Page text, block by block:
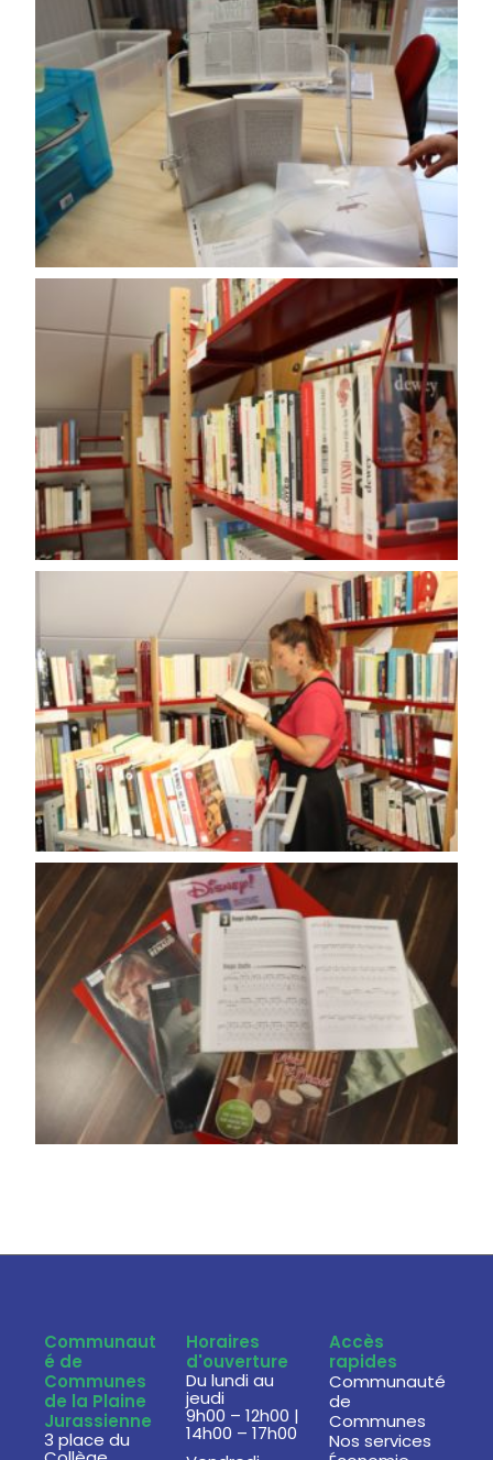
Communaut
é de
Communes
de la Plaine
Jurassienne
3 place du
Horaires
d'ouverture
Du lundi au
jeudi
9h00 – 12h00 |
14h00 – 17h00
Accès
rapides
Communauté
de
Communes
Nos services